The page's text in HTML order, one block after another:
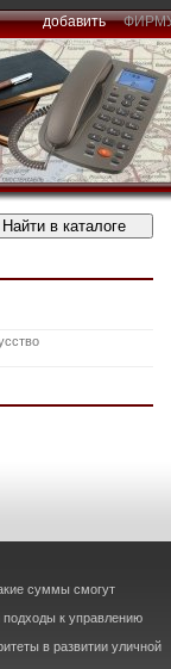
добавить
суммы смогут
к управлению
в развитии уличной